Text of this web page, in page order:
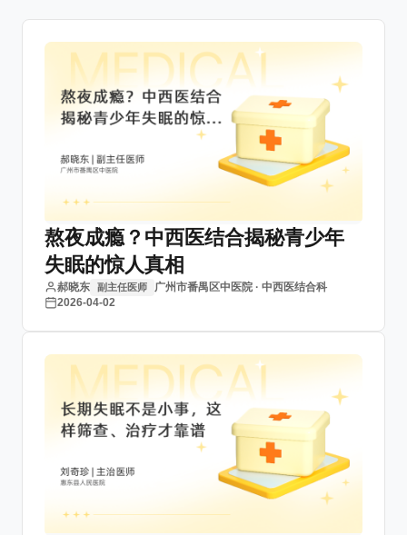
熬夜成瘾？中西医结合揭秘青少年
失眠的惊人真相
郝晓东 副主任医师
广州市番禺区中医院 · 中西医结合科
2026-04-02